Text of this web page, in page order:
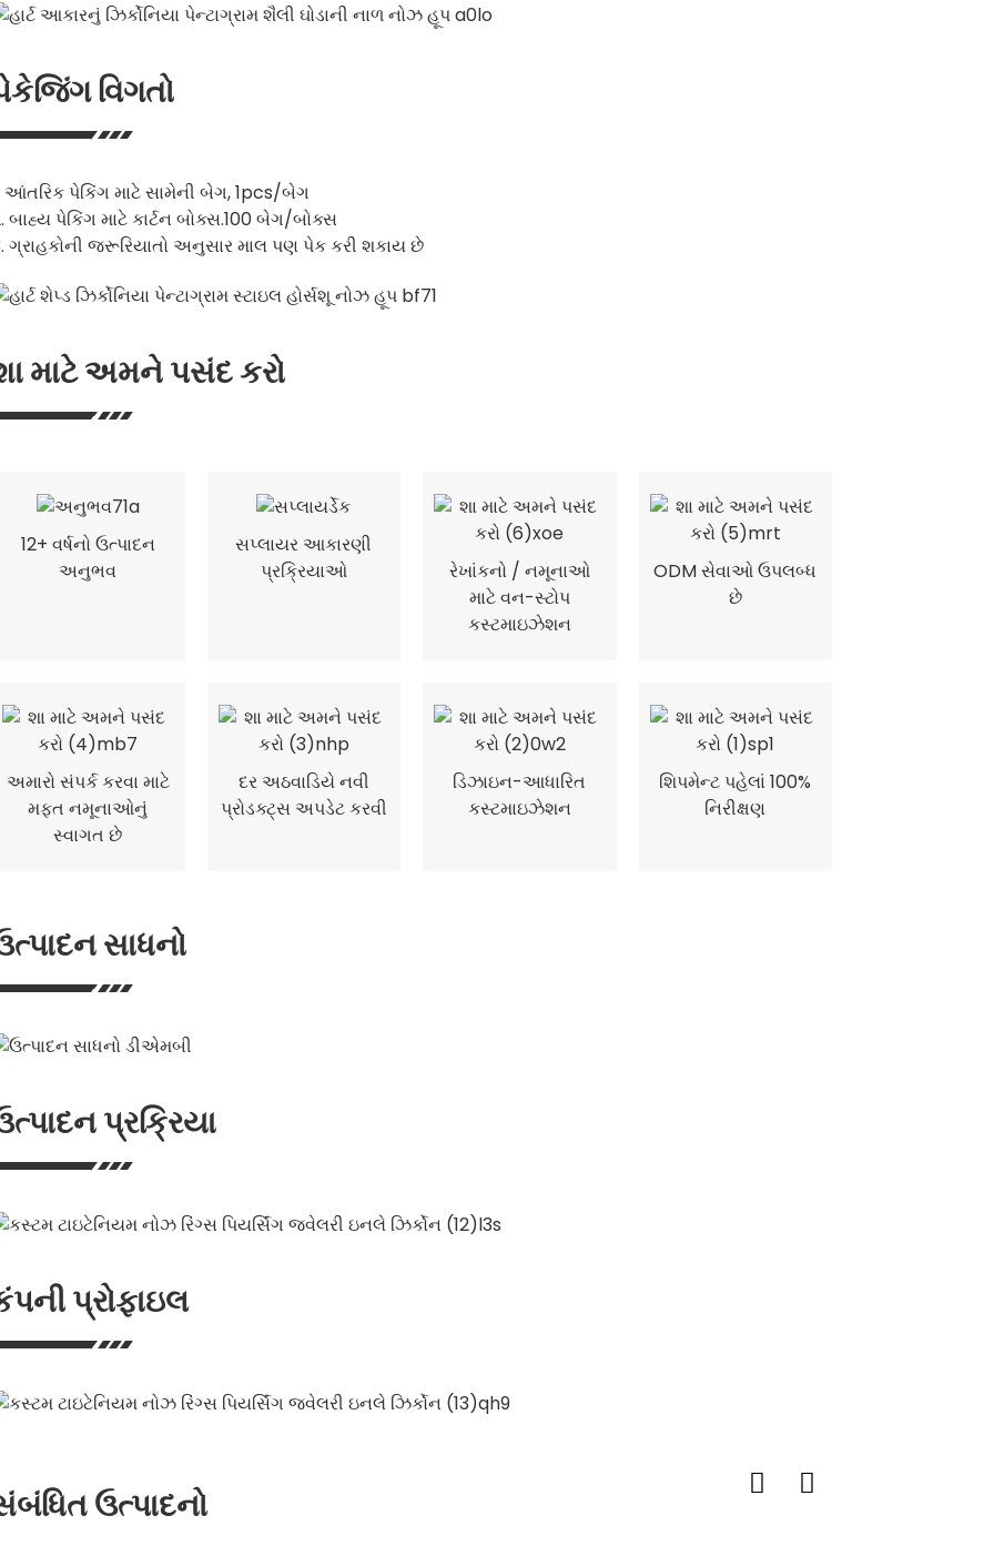
વિગતો
આંતરિક પેકિંગ માટે સામેની બેગ, 1pcs/બેગ
બાહ્ય પેકિંગ માટે કાર્ટન બોક્સ.100 બેગ/બોક્સ
ગ્રાહકોની જરૂરિયાતો અનુસાર માલ પણ પેક કરી શકાય છે
માટે અમને પસંદ કરો
12+ વર્ષનો ઉત્પાદન
અનુભવ
સપ્લાયર આકારણી
પ્રક્રિયાઓ
રેખાંકનો / નમૂનાઓ
માટે વન-સ્ટોપ
કસ્ટમાઇઝેશન
ODM સેવાઓ ઉપલબ્ધ
છે
અમારો સંપર્ક કરવા માટે
મફત નમૂનાઓનું
સ્વાગત છે
દર અઠવાડિયે નવી
પ્રોડક્ટ્સ અપડેટ કરવી
ડિઝાઇન-આધારિત
કસ્ટમાઇઝેશન
શિપમેન્ટ પહેલાં 100%
નિરીક્ષણ
સાધનો
પ્રક્રિયા
પ્રોફાઇલ
ઉત્પાદનો